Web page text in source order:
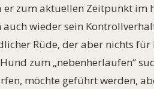
er zum aktuellen Zeitpunkt im
wieder sein
Rüde, der aber nichts
zum „nebenherlaufen“
möchte geführt werden,